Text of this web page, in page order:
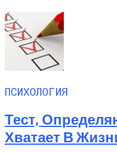
ПСИХОЛОГИЯ
Тест,
Хватает В